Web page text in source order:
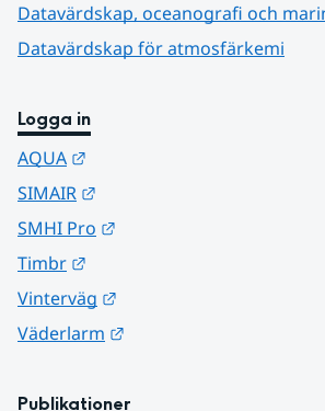
Datavärdskap, oceanografi och
Datavärdskap för atmosfärkemi
Logga in
AQUA
SIMAIR
SMHI Pro
Timbr
Vinterväg
Väderlarm
Publikationer